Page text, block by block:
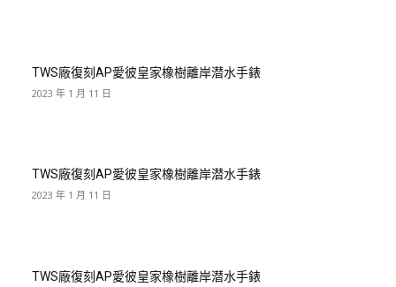
TWS廠復刻AP愛彼皇家橡樹離岸潜水手錶
2023 年 1 月 11 日
TWS廠復刻AP愛彼皇家橡樹離岸潜水手錶
2023 年 1 月 11 日
TWS廠復刻AP愛彼皇家橡樹離岸潜水手錶